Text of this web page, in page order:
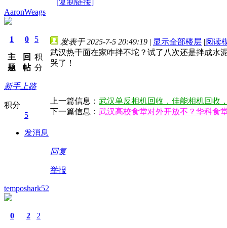
AaronWeags
1
主
题
0
回
帖
5
积
分
新手上路
积分
5
发消息
发表于 2025-7-5 20:49:19 | 显示全部楼层 |阅读
武汉热干面在家咋拌不坨？试了八次还是拌成水
哭了！
上一篇信息： 武汉单反相机回收，佳能相机回收
下一篇信息： 武汉高校食堂对外开放不？华科食
回复
举报
temposhark52
0 2 2